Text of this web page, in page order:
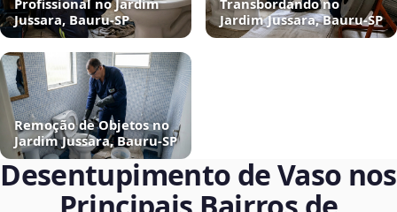
Profissional no Jardim
Jussara, Bauru‑SP
Transbordando no
Jardim Jussara, Bauru‑SP
Remoção de Objetos no
Jardim Jussara, Bauru‑SP
Desentupimento de Vaso nos